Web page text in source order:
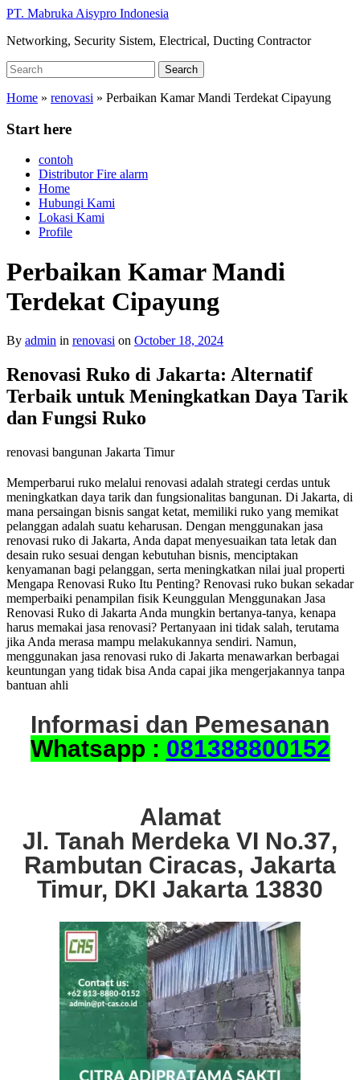
Skip
main
PT. Mabruka Aisypro Indonesia
Networking, Security Sistem, Electrical, Ducting Contractor
Search
for:
Search
Home » renovasi » Perbaikan Kamar Mandi Terdekat Cipayung
Start here
contoh
Distributor Fire alarm
Home
Hubungi Kami
Lokasi Kami
Profile
Perbaikan Kamar Mandi
Terdekat Cipayung
By admin in renovasi on October 18, 2024
Renovasi Ruko di Jakarta: Alternatif
Terbaik untuk Meningkatkan Daya Tarik
dan Fungsi Ruko
renovasi bangunan Jakarta Timur
Memperbarui ruko melalui renovasi adalah strategi cerdas untuk
meningkatkan daya tarik dan fungsionalitas bangunan. Di Jakarta, di
mana persaingan bisnis sangat ketat, memiliki ruko yang memikat
pelanggan adalah suatu keharusan. Dengan menggunakan jasa
renovasi ruko di Jakarta, Anda dapat menyesuaikan tata letak dan
desain ruko sesuai dengan kebutuhan bisnis, menciptakan
kenyamanan bagi pelanggan, serta meningkatkan nilai jual properti
Mengapa Renovasi Ruko Itu Penting? Renovasi ruko bukan sekadar
memperbaiki penampilan fisik Keunggulan Menggunakan Jasa
Renovasi Ruko di Jakarta Anda mungkin bertanya-tanya, kenapa
harus memakai jasa renovasi? Pertanyaan ini tidak salah, terutama
jika Anda merasa mampu melakukannya sendiri. Namun,
menggunakan jasa renovasi ruko di Jakarta menawarkan berbagai
keuntungan yang tidak bisa Anda capai jika mengerjakannya tanpa
bantuan ahli
Informasi dan Pemesanan
Whatsapp : 081388800152
Alamat
Jl. Tanah Merdeka VI No.37,
Rambutan Ciracas, Jakarta
Timur, DKI Jakarta 13830